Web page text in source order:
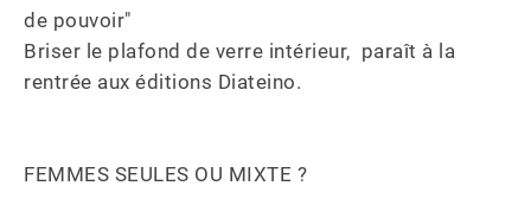
de pouvoir"
Briser le plafond de verre intérieur,  paraît à la
rentrée aux éditions Diateino.
FEMMES SEULES OU MIXTE ?